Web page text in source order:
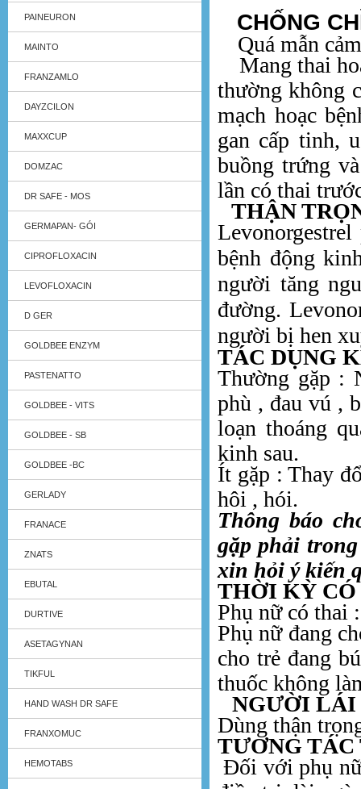
PAINEURON
MAINTO
FRANZAMLO
DAYZCILON
MAXXCUP
DOMZAC
DR SAFE - MOS
GERMAPAN- GÓI
CIPROFLOXACIN
LEVOFLOXACIN
D GER
GOLDBEE ENZYM
PASTENATTO
GOLDBEE - VITS
GOLDBEE - SB
GOLDBEE -BC
GERLADY
FRANACE
ZNATS
EBUTAL
DURTIVE
ASETAGYNAN
TIKFUL
HAND WASH DR SAFE
FRANXOMUC
HEMOTABS
CHỐNG
Quá mẫn cảm
Mang thai hoặc
thường không
mạch hoạc
gan cấp tinh,
buồng trứng
lần có thai
THẬN
bệnh động
người tăng
đường.
người bị hen
TÁC DỤNG
Thường gặp :
phù , đau vú ,
loạn thoáng
kinh sau.
Ít gặp : Thay
hôi , hói.
Thông báo
gặp phải
xin hỏi ý kiến
THỜI KỲ CÓ
Phụ nữ có thai
Phụ nữ đang
cho trẻ đang
thuốc không
NGƯỜI LÁI
Dùng thận
TƯƠNG TÁC
Đối với phụ nữ